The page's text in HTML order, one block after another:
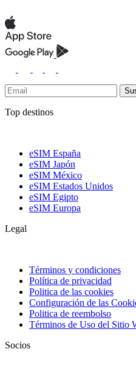
Top destinos
eSIM España
eSIM Japón
eSIM México
eSIM Estados Unidos
eSIM Egipto
eSIM Europa
Legal
Términos y condiciones
Política de privacidad
Politica de las cookies
Configuración de las
Politica de reembolso
Términos de Uso del Sitio
Socios